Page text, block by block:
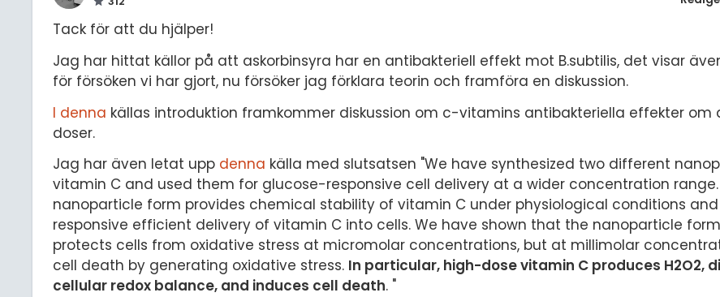
Tack för att du hjälper!
Jag har hittat källor på att askorbinsyra har en antibakteriell effekt mot B.subtilis, det visar
för försöken vi har gjort, nu försöker jag förklara teorin och framföra en diskussion.
I denna källas introduktion framkommer diskussion om c-vitamins antibakteriella effekter om
doser.
Jag har även letat upp denna källa med slutsatsen "We have synthesized two different
vitamin C and used them for glucose-responsive cell delivery at a wider concentration range.
nanoparticle form provides chemical stability of vitamin C under physiological conditions
responsive efficient delivery of vitamin C into cells. We have shown that the nanoparticle
protects cells from oxidative stress at micromolar concentrations, but at millimolar
cell death by generating oxidative stress. In particular, high-dose vitamin C produces H2O2,
cellular redox balance, and induces cell death. "